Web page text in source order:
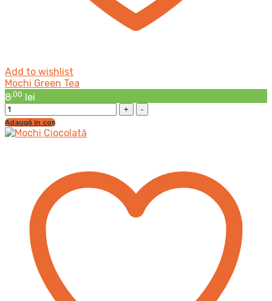
Add to wishlist
Mochi Green Tea
8,00 lei
Mochi
Green
Tea
Adaugă în coș